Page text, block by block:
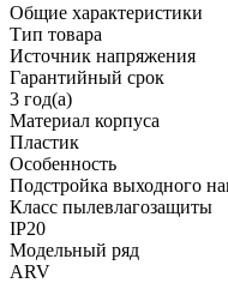
Общие характеристики
Тип товара
Источник напряжения
Гарантийный срок
3 год(а)
Материал корпуса
Пластик
Особенность
Подстройка выходного
Класс пылевлагозащиты
IP20
Модельный ряд
ARV